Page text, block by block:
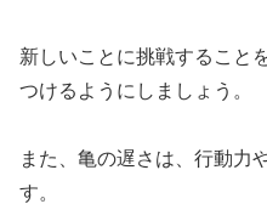
新しいことに挑戦すること
つけるようにしましょう。
また、亀の遅さは、行動力
す。